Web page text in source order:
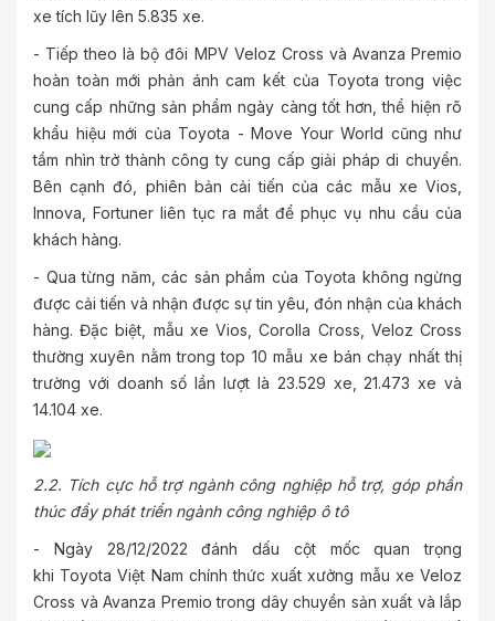
xe tích lũy lên 5.835 xe.
- Tiếp theo là bộ đôi MPV Veloz Cross và Avanza Premio
hoàn toàn mới phản ánh cam kết của Toyota trong việc
cung cấp những sản phẩm ngày càng tốt hơn, thể hiện rõ
khẩu hiệu mới của Toyota - Move Your World cũng như
tầm nhìn trở thành công ty cung cấp giải pháp di chuyển.
Bên cạnh đó, phiên bản cải tiến của các mẫu xe Vios,
Innova, Fortuner liên tục ra mắt để phục vụ nhu cầu của
khách hàng.
- Qua từng năm, các sản phẩm của Toyota không ngừng
được cải tiến và nhận được sự tin yêu, đón nhận của khách
hàng. Đặc biệt, mẫu xe Vios, Corolla Cross, Veloz Cross
thường xuyên nằm trong top 10 mẫu xe bán chạy nhất thị
trường với doanh số lần lượt là 23.529 xe, 21.473 xe và
14.104 xe.
2.2. Tích cực hỗ trợ ngành công nghiệp hỗ trợ, góp phần
thúc đẩy phát triển ngành công nghiệp ô tô
- Ngày 28/12/2022 đánh dấu cột mốc quan trọng
khi Toyota Việt Nam chính thức xuất xưởng mẫu xe Veloz
Cross và Avanza Premio trong dây chuyền sản xuất và lắp